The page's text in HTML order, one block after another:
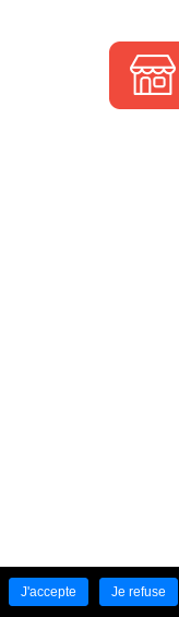
J'accepte Je refuse